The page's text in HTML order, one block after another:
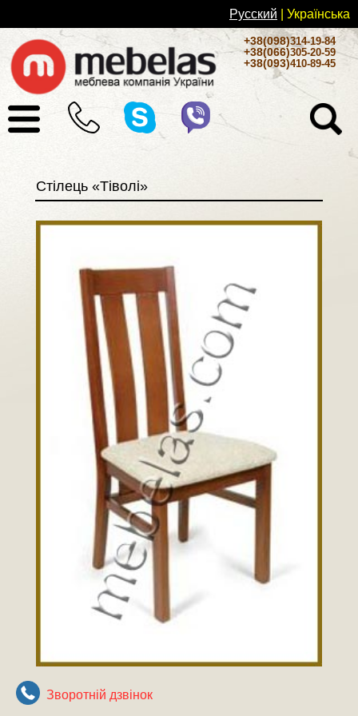
Русский | Українськa
+38(098)314-19-84
+38(066)305-20-59
+38(093)410-89-45
Стілець «Тіволі»
Зворотнiй дзвiнок